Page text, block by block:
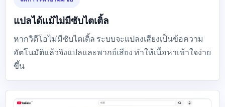
แปลได้แม้ไม่มีซับไตเติ้ล
หากวิดีโอไม่มีซับไตเติ้ล ระบบจะแปลงเสียงเป็นข้อความ
อัตโนมัติแล้วจึงแปลและพากย์เสียง ทำให้เนื้อหาเข้าใจง่าย
ขึ้น